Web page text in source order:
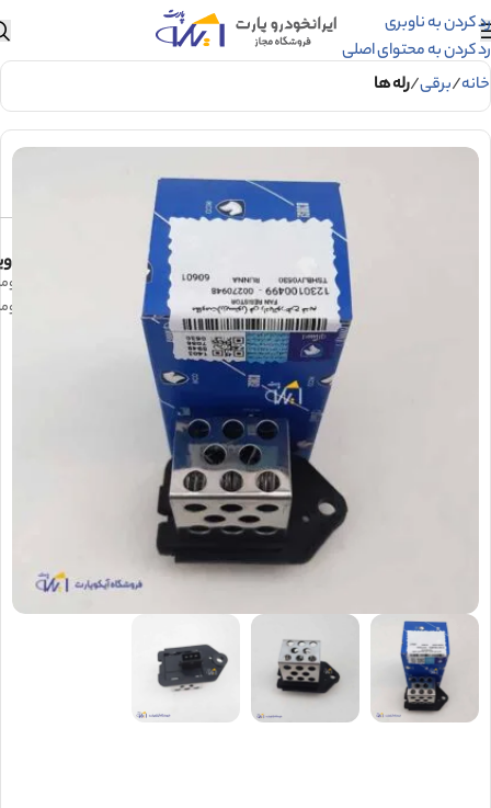
رد کردن به ناوبری
رد کردن به محتوای اصلی
خانه برقی رله ها
مقاومت فن 0.6